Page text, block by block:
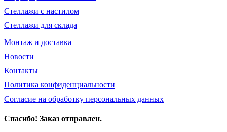
Стеллажи с настилом
Стеллажи для склада
Монтаж и доставка
Новости
Контакты
Политика конфиденциальности
Согласие на обработку персональных данных
Спасибо! Заказ отправлен.